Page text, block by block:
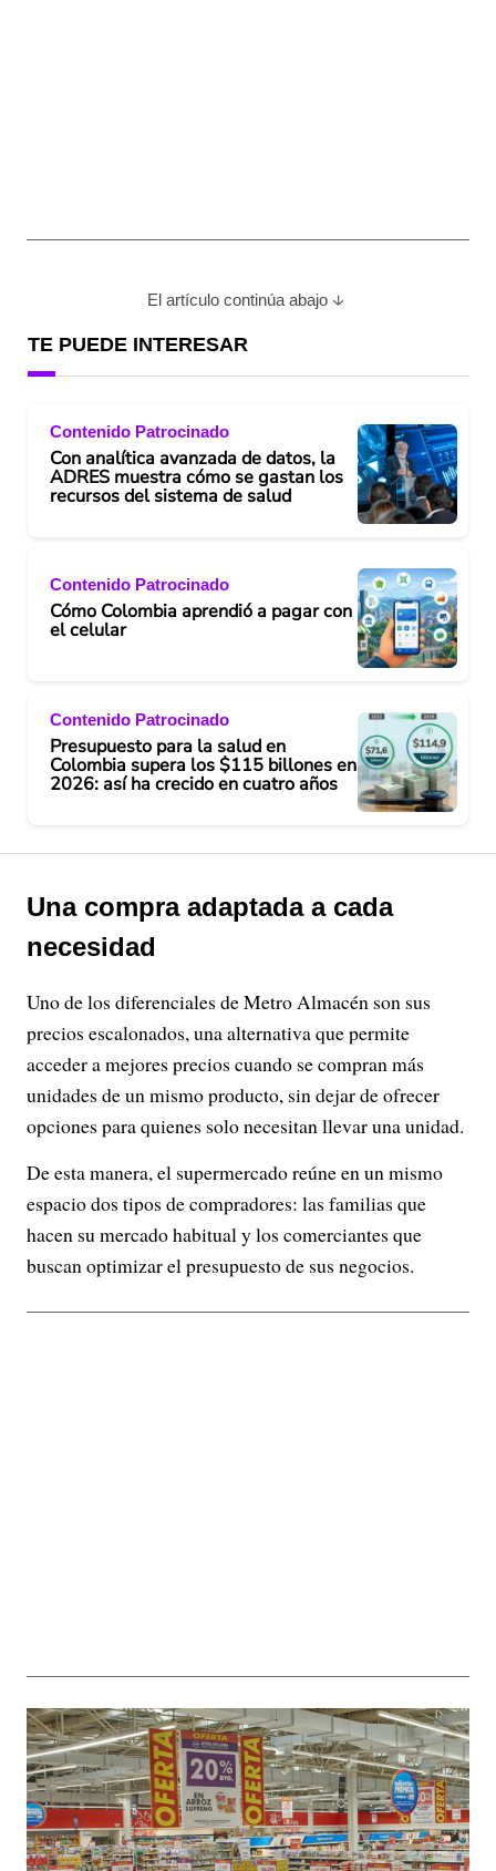
El artículo continúa abajo
TE PUEDE INTERESAR
Contenido Patrocinado
Con analítica avanzada de datos, la
ADRES muestra cómo se gastan los
recursos del sistema de salud
Contenido Patrocinado
Cómo Colombia aprendió a pagar con
el celular
Contenido Patrocinado
Presupuesto para la salud en
Colombia supera los $115 billones en
2026: así ha crecido en cuatro años
Una compra adaptada a cada
necesidad
Uno de los diferenciales de Metro Almacén son sus
precios escalonados, una alternativa que permite
acceder a mejores precios cuando se compran más
unidades de un mismo producto, sin dejar de ofrecer
opciones para quienes solo necesitan llevar una unidad.
De esta manera, el supermercado reúne en un mismo
espacio dos tipos de compradores: las familias que
hacen su mercado habitual y los comerciantes que
buscan optimizar el presupuesto de sus negocios.